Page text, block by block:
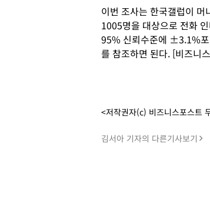
이번 조사는 한국갤럽이
1005명을 대상으로 전화
95% 신뢰수준에 ±3.1%포
를 참조하면 된다. [비즈니
<저작권자(c) 비즈니스포스트
김서아 기자의 다른기사보기